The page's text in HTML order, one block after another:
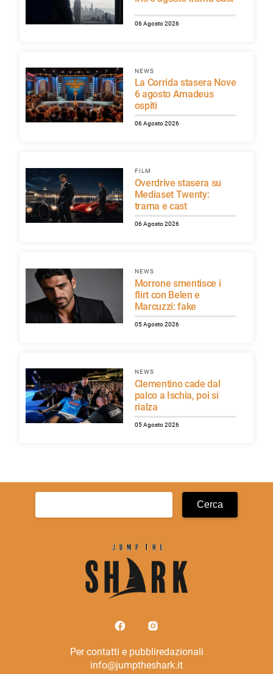
06 Agosto 2026
NEWS
La Corrida stasera Nove
6 agosto Amadeus
ospiti
06 Agosto 2026
FILM
Overdrive stasera su
Mediaset Twenty:
trama e cast
06 Agosto 2026
NEWS
Morrone smentisce i
flirt con Belen e
Marcuzzi: fake
05 Agosto 2026
NEWS
Clementino cade dal
palco a Ischia, poi si
rialza
05 Agosto 2026
Ricerca
Per contatti e pubbliredazionali
info@jumptheshark.it